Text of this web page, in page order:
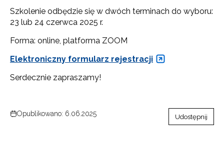
Szkolenie odbędzie się w dwóch terminach do wyboru:
23 lub 24 czerwca 2025 r.
Forma: online, platforma ZOOM
Elektroniczny formularz rejestracji
Serdecznie zapraszamy!
Opublikowano: 6.06.2025 Udostępnij